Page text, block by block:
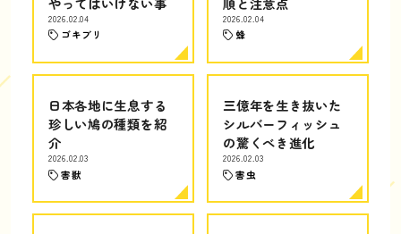
2026.02.04
ゴキブリ
2026.02.04
蜂
日本各地に生息する
珍しい鳩の種類を紹
介
2026.02.03
害獣
三億年を生き抜いた
シルバーフィッシュ
の驚くべき進化
2026.02.03
害虫